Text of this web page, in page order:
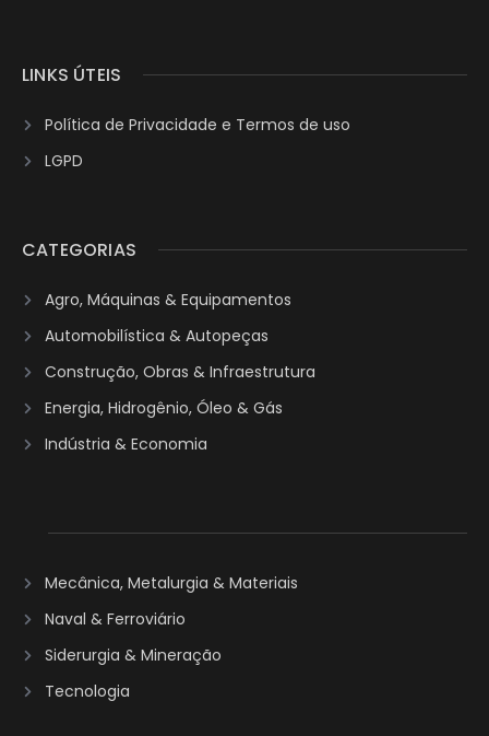
LINKS ÚTEIS
Política de Privacidade e Termos de uso
LGPD
CATEGORIAS
Agro, Máquinas & Equipamentos
Automobilística & Autopeças
Construção, Obras & Infraestrutura
Energia, Hidrogênio, Óleo & Gás
Indústria & Economia
Mecânica, Metalurgia & Materiais
Naval & Ferroviário
Siderurgia & Mineração
Tecnologia